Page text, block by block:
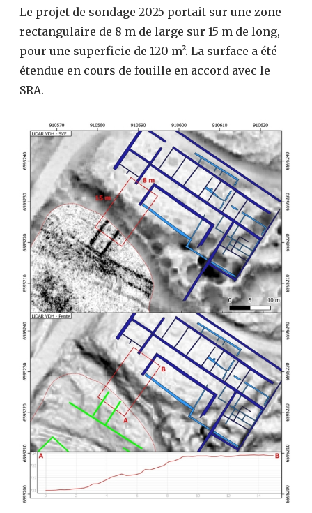
Le projet de sondage 2025 portait sur une zone
rectangulaire de 8 m de large sur 15 m de long,
pour une superficie de 120 m². La surface a été
étendue en cours de fouille en accord avec le
SRA.